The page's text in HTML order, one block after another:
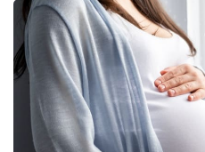
Youtubeři
Virály
Sex a vztahy